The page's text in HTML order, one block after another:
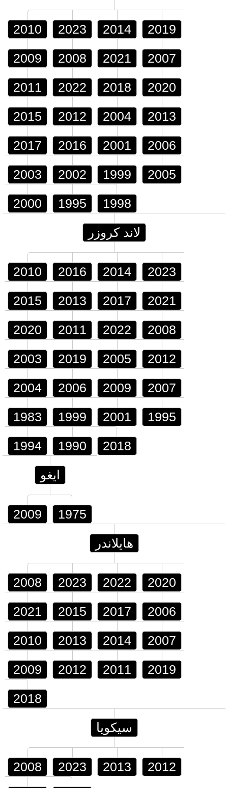
2010 2023 2014 2019
2009 2008 2021 2007
2011 2022 2018 2020
2015 2012 2004 2013
2017 2016 2001 2006
2003 2002 1999 2005
2000 1995 1998
لاند كروزر
2010 2016 2014 2023
2015 2013 2017 2021
2020 2011 2022 2008
2003 2019 2005 2012
2004 2006 2009 2007
1983 1999 2001 1995
1994 1990 2018
ايغو
2009 1975
هايلاندر
2008 2023 2022 2020
2021 2015 2017 2006
2010 2013 2014 2007
2009 2012 2011 2019
2018
سيكويا
2008 2023 2013 2012